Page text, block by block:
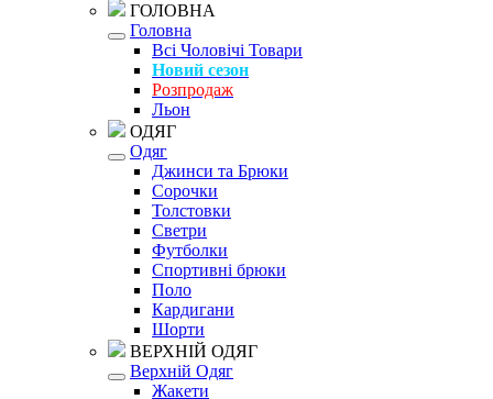
ГОЛОВНА
Головна
Всі Чоловічі Товари
Новий сезон
Розпродаж
Льон
ОДЯГ
Одяг
Джинси та Брюки
Сорочки
Толстовки
Светри
Футболки
Спортивні брюки
Поло
Кардигани
Шорти
ВЕРХНІЙ ОДЯГ
Верхній Одяг
Жакети